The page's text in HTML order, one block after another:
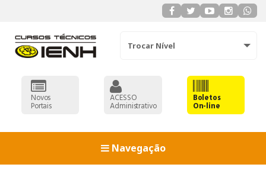
Trocar Nível
Novos
Portais
ACESSO
Administrativo
Boletos
On-line
Navegação